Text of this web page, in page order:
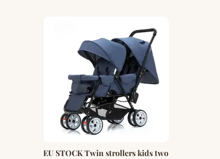
EU STOCK Twin strollers kids two